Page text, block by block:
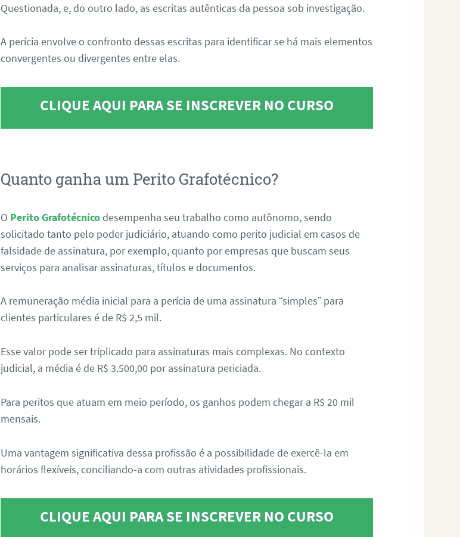
Questionada, e, do outro lado, as escritas autênticas da pessoa sob investigação.
A perícia envolve o confronto dessas escritas para identificar se há mais elementos
convergentes ou divergentes entre elas.
CLIQUE AQUI PARA SE INSCREVER NO CURSO
Quanto ganha um Perito Grafotécnico?
O Perito Grafotécnico desempenha seu trabalho como autônomo, sendo
solicitado tanto pelo poder judiciário, atuando como perito judicial em casos de
falsidade de assinatura, por exemplo, quanto por empresas que buscam seus
serviços para analisar assinaturas, títulos e documentos.
A remuneração média inicial para a perícia de uma assinatura “simples” para
clientes particulares é de R$ 2,5 mil.
Esse valor pode ser triplicado para assinaturas mais complexas. No contexto
judicial, a média é de R$ 3.500,00 por assinatura periciada.
Para peritos que atuam em meio período, os ganhos podem chegar a R$ 20 mil
mensais.
Uma vantagem significativa dessa profissão é a possibilidade de exercê-la em
horários flexíveis, conciliando-a com outras atividades profissionais.
CLIQUE AQUI PARA SE INSCREVER NO CURSO